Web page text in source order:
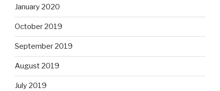
January 2020
October 2019
September 2019
August 2019
July 2019